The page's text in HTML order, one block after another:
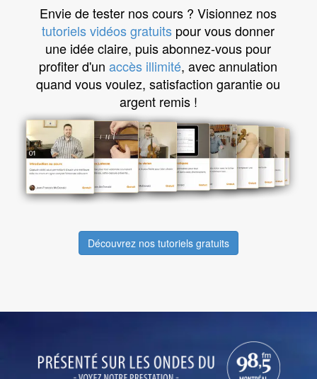
Envie de tester nos cours ? Visionnez nos
tutoriels vidéos gratuits pour vous donner
une idée claire, puis abonnez-vous pour
profiter d'unaccès illimité, avec annulation
quand vous voulez, satisfaction garantie ou
argent remis !
Découvrez nos tutoriels gratuits